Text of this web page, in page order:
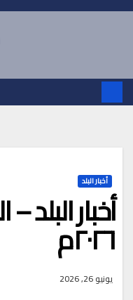
Skip
أخبار البلد
٢٠٢٦م
يونيو 26, 2026